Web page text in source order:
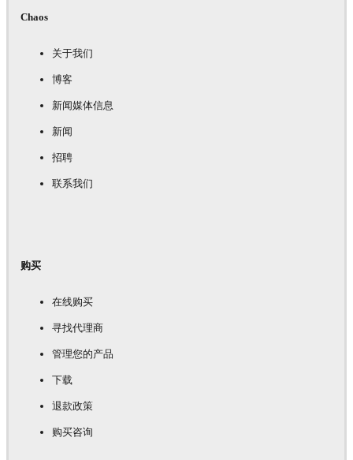
Chaos
关于我们
博客
新闻媒体信息
新闻
招聘
联系我们
购买
在线购买
寻找代理商
管理您的产品
下载
退款政策
购买咨询